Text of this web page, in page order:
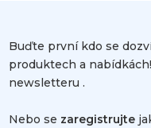
Buďte první kdo se
produktech a
newsletteru .
Nebo se zaregistrujte